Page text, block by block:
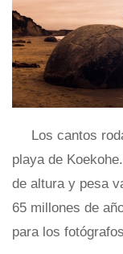
Los cantos
playa de
de altura y pesa
65 millones de
para los